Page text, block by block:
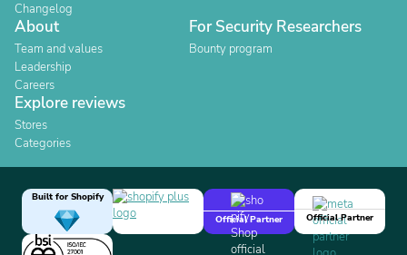
Changelog
About
Team and values
Leadership
Careers
For Security Researchers
Bounty program
Explore reviews
Stores
Categories
Built for Shopify
Official Partner
Official Partner